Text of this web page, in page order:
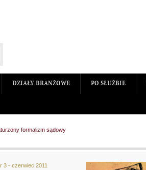
DZIAŁY BRANŻOWE PO SŁUŻBIE
formalizm sądowy
3 - czerwiec 2011